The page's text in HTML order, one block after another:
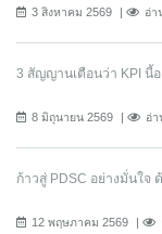
3 สิงหาคม 2569 อ่า
3 สัญญานเตือนว่า KPI นี้
8 มิถุนายน 2569 อ่า
ก้าวสู่ PDSC อย่างมั่นใจ
12 พฤษภาคม 2569